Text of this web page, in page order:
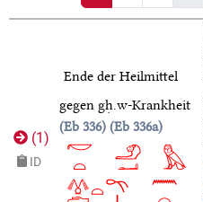
(1)
ID
Ende der Heilmittel
gegen gḥ.w-Krankheit
Eb 336
Eb 336a